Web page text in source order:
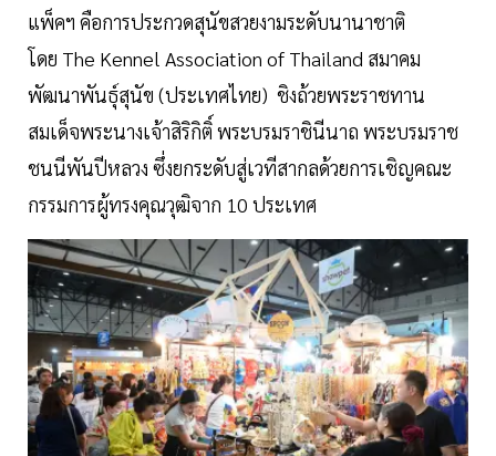
แพ็คฯ คือการประกวดสุนัขสวยงามระดับนานาชาติ
โดย The Kennel Association of Thailand สมาคม
พัฒนาพันธุ์สุนัข (ประเทศไทย) ชิงถ้วยพระราชทาน
สมเด็จพระนางเจ้าสิริกิติ์ พระบรมราชินีนาถ พระบรมราช
ชนนีพันปีหลวง ซึ่งยกระดับสู่เวทีสากลด้วยการเชิญคณะ
กรรมการผู้ทรงคุณวุฒิจาก 10 ประเทศ